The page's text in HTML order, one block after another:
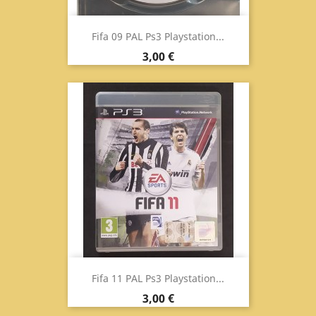
Fifa 09 PAL Ps3 Playstation...
Prezzo
3,00 €
Fifa 11 PAL Ps3 Playstation...
Prezzo
3,00 €